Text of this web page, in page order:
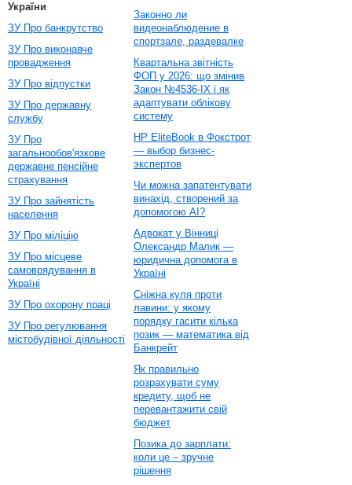
України
ЗУ Про банкрутство
ЗУ Про виконавче
провадження
ЗУ Про відпустки
ЗУ Про державну
службу
ЗУ Про
загальнообов'язкове
державне пенсійне
страхування
ЗУ Про зайнятість
населення
ЗУ Про міліцію
ЗУ Про місцеве
самоврядування в
Україні
ЗУ Про охорону праці
ЗУ Про регулювання
містобудівної діяльності
Законно ли
видеонаблюдение в
спортзале, раздевалке
Квартальна звітність
ФОП у 2026: що змінив
Закон №4536-IX і як
адаптувати облікову
систему
HP EliteBook в Фокстрот
— выбор бизнес-
экспертов
Чи можна запатентувати
винахід, створений за
допомогою AI?
Адвокат у Вінниці
Олександр Малик —
юридична допомога в
Україні
Сніжна куля проти
лавини: у якому
порядку гасити кілька
позик — математика від
Банкрейт
Як правильно
розрахувати суму
кредиту, щоб не
перевантажити свій
бюджет
Позика до зарплати:
коли це – зручне
рішення